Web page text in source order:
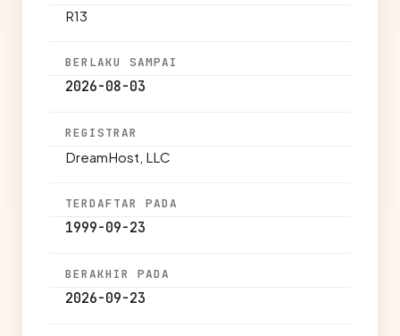
R13
BERLAKU SAMPAI
2026-08-03
REGISTRAR
DreamHost, LLC
TERDAFTAR PADA
1999-09-23
BERAKHIR PADA
2026-09-23